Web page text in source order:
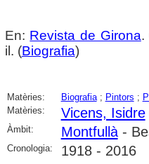
En: Revista de Girona.
il. (Biografia)
Matèries: Biografia; Pintors ;
Matèries:
Vicens, Isidre
Àmbit: Montfullà-
Cronologia: 1918 - 2016